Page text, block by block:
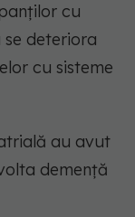
cu
deteriora
cu sisteme
au avut
demență